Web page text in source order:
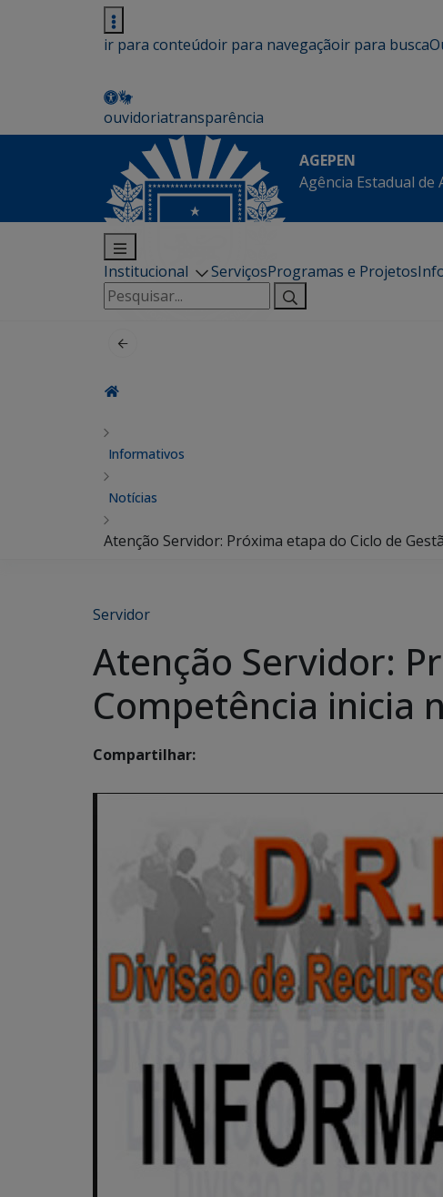
ir para conteúdoir para navegaçãoir para busca
ouvidoriatransparência
AGEPEN
Agência Estadual
Institucional ServiçosProgramas e Projetos
Pesquisar
por:
Informativos
Notícias
Atenção Servidor: Próxima etapa do Ciclo de
Servidor
Atenção Servidor:
Competência inicia
Compartilhar: